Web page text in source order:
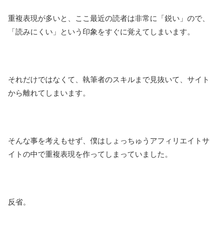
重複表現が多いと、ここ最近の読者は非常に「鋭い」ので、
「読みにくい」という印象をすぐに覚えてしまいます。
それだけではなくて、執筆者のスキルまで見抜いて、サイト
から離れてしまいます。
そんな事を考えもせず、僕はしょっちゅうアフィリエイトサ
イトの中で重複表現を作ってしまっていました。
反省。